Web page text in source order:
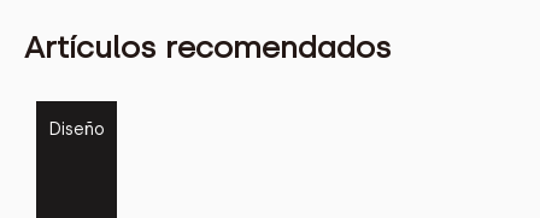
Artículos recomendados
Diseño